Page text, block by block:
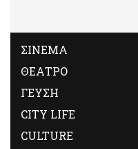
ΣΙΝΕΜΑ
ΘΕΑΤΡΟ
ΓΕΥΣΗ
CITY LIFE
CULTURE